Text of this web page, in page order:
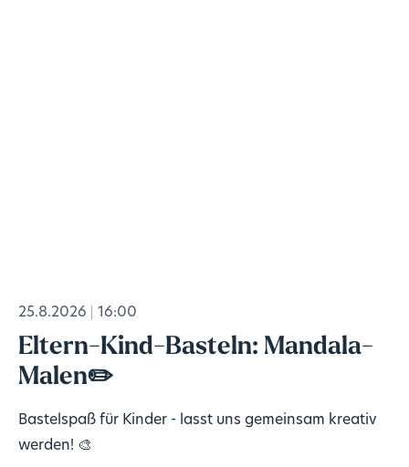
25.8.2026 16:00
Eltern-Kind-Basteln: Mandala-
Malen✏️
Bastelspaß für Kinder - lasst uns gemeinsam kreativ
werden! 🎨